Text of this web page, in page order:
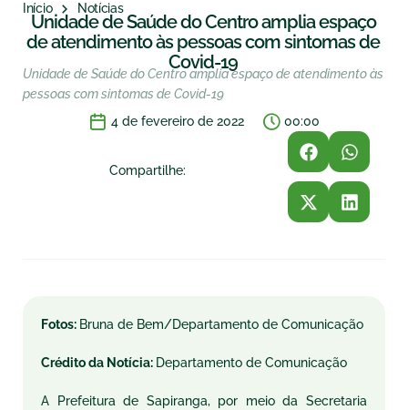
Início Notícias
Unidade de Saúde do Centro amplia espaço
de atendimento às pessoas com sintomas de
Covid-19
Unidade de Saúde do Centro amplia espaço de atendimento às
pessoas com sintomas de Covid-19
4 de fevereiro de 2022
00:00
Compartilhe:
Fotos: Bruna de Bem/Departamento de Comunicação
Crédito da Notícia: Departamento de Comunicação
A Prefeitura de Sapiranga, por meio da Secretaria